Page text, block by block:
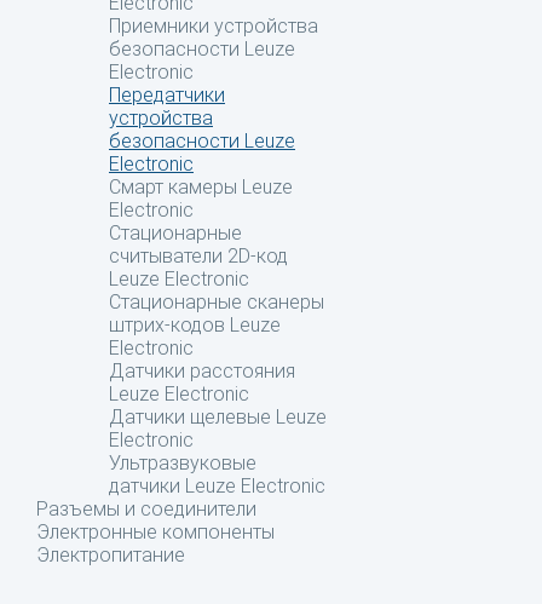
Приемники устройства
безопасности Leuze
Electronic
Передатчики
устройства
безопасности Leuze
Electronic
Смарт камеры Leuze
Electronic
Стационарные
считыватели 2D-код
Leuze Electronic
Стационарные сканеры
штрих-кодов Leuze
Electronic
Датчики расстояния
Leuze Electronic
Датчики щелевые Leuze
Electronic
Ультразвуковые
датчики Leuze Electronic
Разъемы и соединители
Электронные компоненты
Электропитание